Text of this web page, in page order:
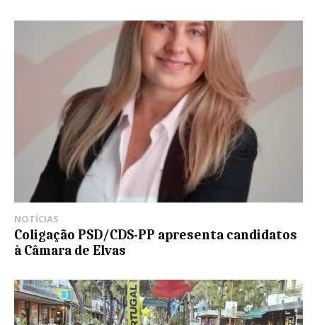
NOTÍCIAS
Coligação PSD/CDS-PP apresenta candidatos
à Câmara de Elvas